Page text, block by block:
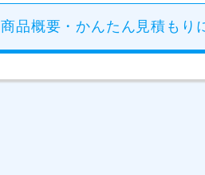
商品概要・かんたん見積もり